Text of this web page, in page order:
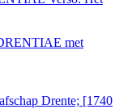
met
Drente; [1740